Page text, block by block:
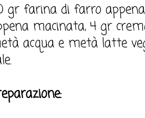
gr farina di farro
macinata, 4 gr
acqua e metà latte